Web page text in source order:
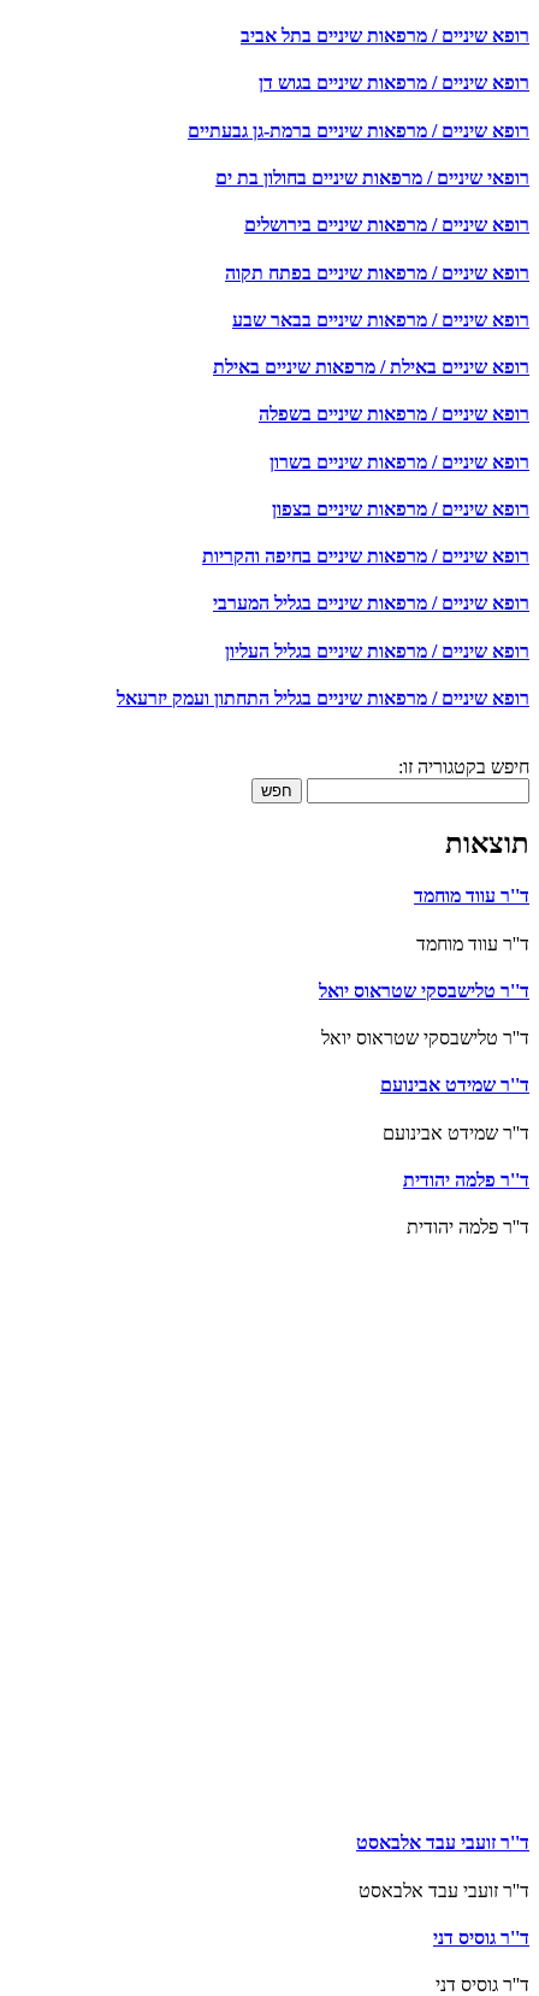
רופא שיניים / מרפאות שיניים בתל אביב
רופא שיניים / מרפאות שיניים בגוש דן
רופא שיניים / מרפאות שיניים ברמת-גן גבעתיים
רופאי שיניים / מרפאות שיניים בחולון בת ים
רופא שיניים / מרפאות שיניים בירושלים
רופא שיניים / מרפאות שיניים בפתח תקוה
רופא שיניים / מרפאות שיניים בבאר שבע
רופא שיניים באילת / מרפאות שיניים באילת
רופא שיניים / מרפאות שיניים בשפלה
רופא שיניים / מרפאות שיניים בשרון
רופא שיניים / מרפאות שיניים בצפון
רופא שיניים / מרפאות שיניים בחיפה והקריות
רופא שיניים / מרפאות שיניים בגליל המערבי
רופא שיניים / מרפאות שיניים בגליל העליון
רופא שיניים / מרפאות שיניים בגליל התחתון ועמק יזרעאל
חיפש בקטגוריה זו:
חפש
תוצאות
ד''ר עווד מוחמד
ד''ר עווד מוחמד
ד''ר טלישבסקי שטראוס יואל
ד''ר טלישבסקי שטראוס יואל
ד''ר שמידט אבינועם
ד''ר שמידט אבינועם
ד''ר פלמה יהודית
ד''ר פלמה יהודית
ד''ר זועבי עבד אלבאסט
ד''ר זועבי עבד אלבאסט
ד''ר גוסיס דני
ד''ר גוסיס דני